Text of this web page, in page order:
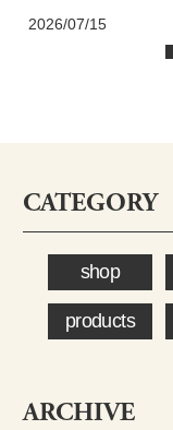
2026/07/15
CATEGORY
shop
products
ARCHIVE